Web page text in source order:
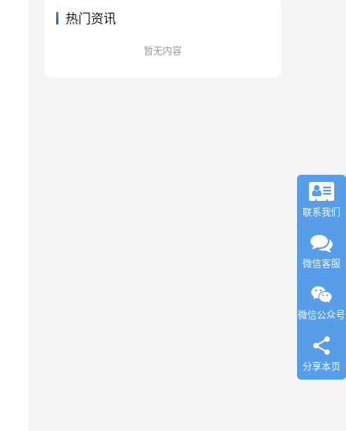
热门资讯
暂无内容
联系我们
微信客服
微信公众号
分享本页